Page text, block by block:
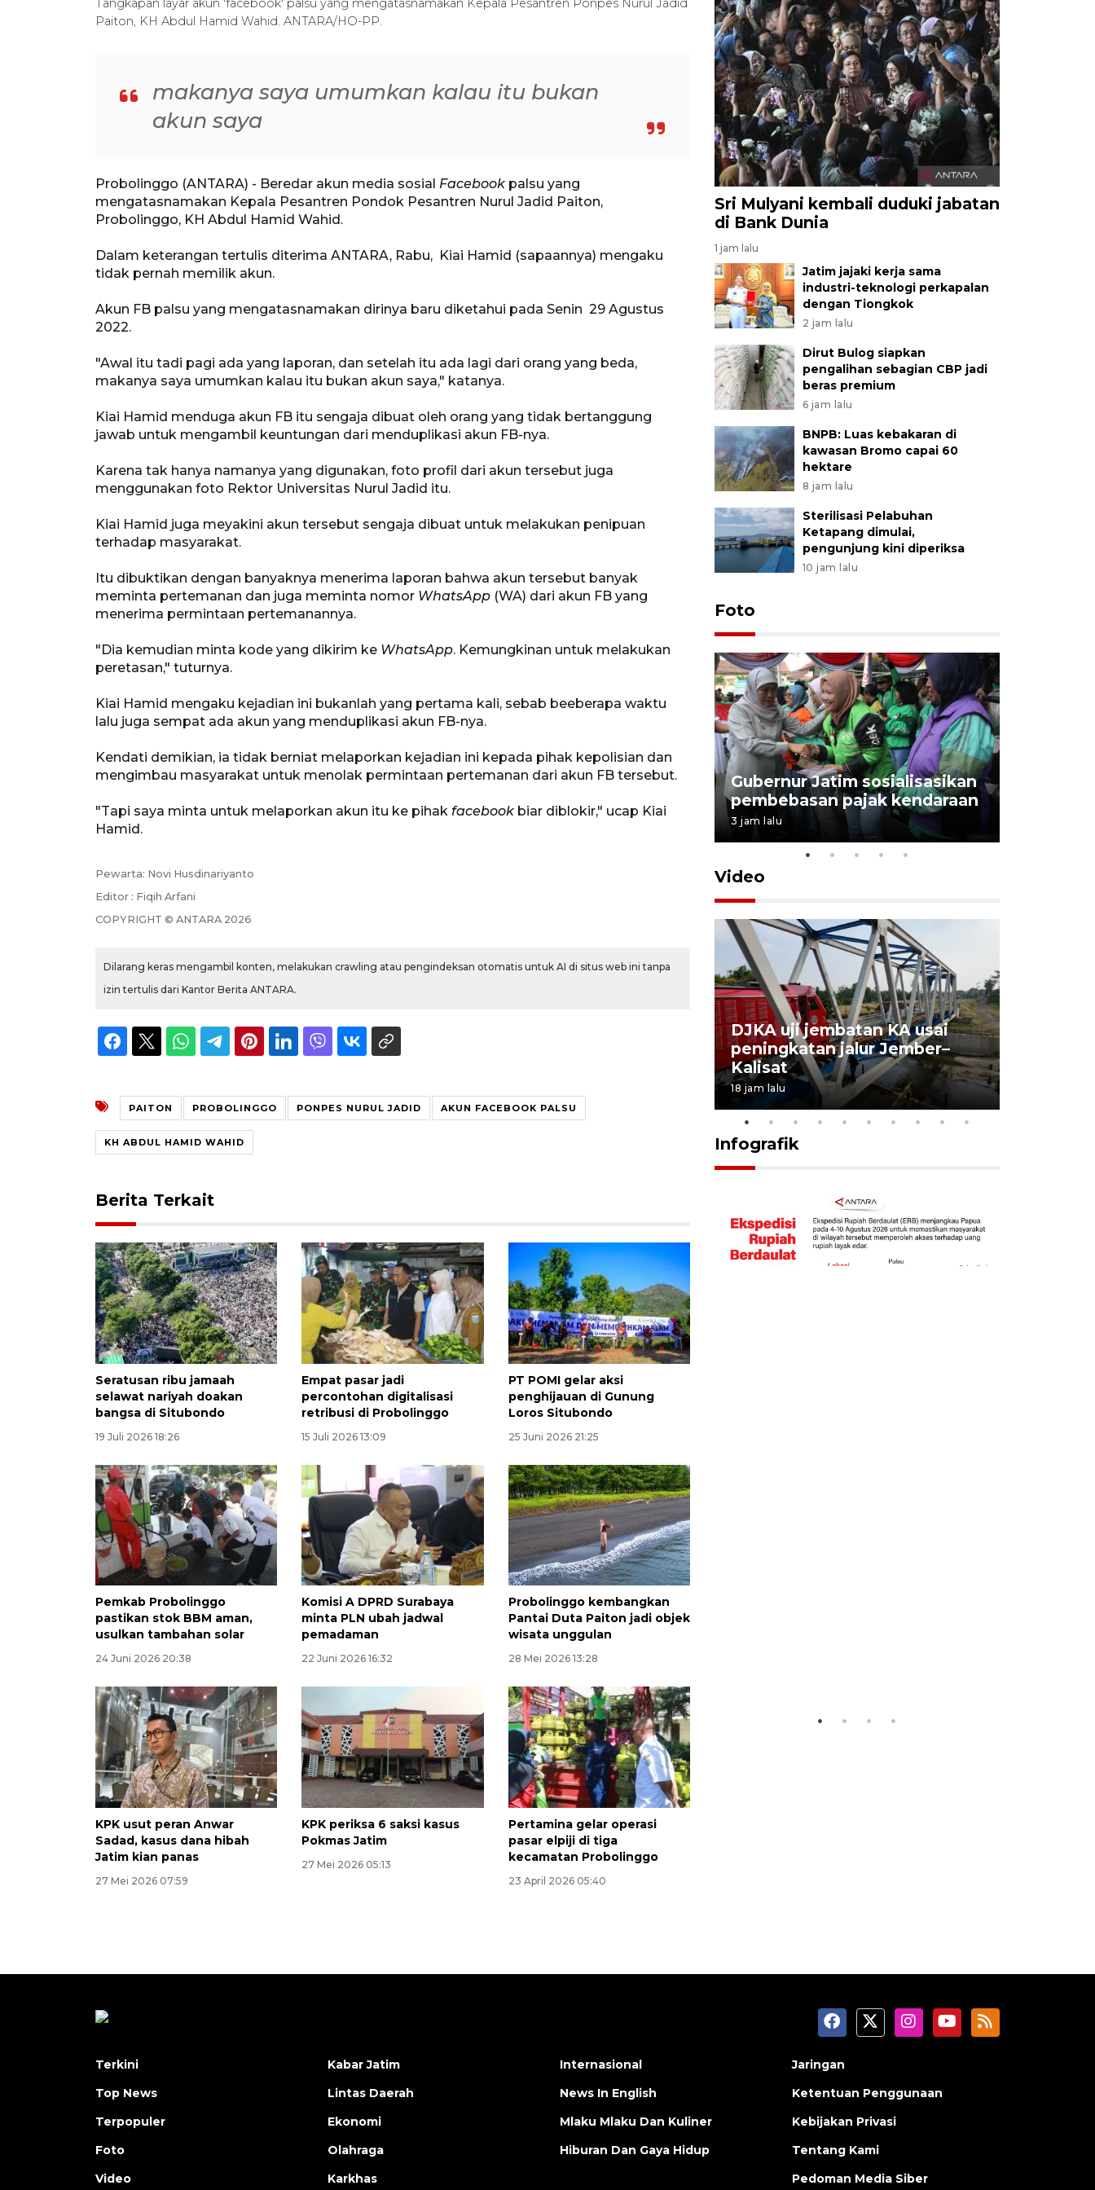
Tangkapan layar akun 'facebook' palsu yang mengatasnamakan Kepala Pesantren Ponpes Nurul Jadid
Paiton, KH Abdul Hamid Wahid. ANTARA/HO-PP.
makanya saya umumkan kalau itu bukan
akun saya
Probolinggo (ANTARA) - Beredar akun media sosial Facebook palsu yang
mengatasnamakan Kepala Pesantren Pondok Pesantren Nurul Jadid Paiton,
Probolinggo, KH Abdul Hamid Wahid.
Dalam keterangan tertulis diterima ANTARA, Rabu, Kiai Hamid (sapaannya) mengaku
tidak pernah memilik akun.
Akun FB palsu yang mengatasnamakan dirinya baru diketahui pada Senin 29 Agustus
2022.
"Awal itu tadi pagi ada yang laporan, dan setelah itu ada lagi dari orang yang beda,
makanya saya umumkan kalau itu bukan akun saya," katanya.
Kiai Hamid menduga akun FB itu sengaja dibuat oleh orang yang tidak bertanggung
jawab untuk mengambil keuntungan dari menduplikasi akun FB-nya.
Karena tak hanya namanya yang digunakan, foto profil dari akun tersebut juga
menggunakan foto Rektor Universitas Nurul Jadid itu.
Kiai Hamid juga meyakini akun tersebut sengaja dibuat untuk melakukan penipuan
terhadap masyarakat.
Itu dibuktikan dengan banyaknya menerima laporan bahwa akun tersebut banyak
meminta pertemanan dan juga meminta nomor WhatsApp (WA) dari akun FB yang
menerima permintaan pertemanannya.
"Dia kemudian minta kode yang dikirim ke WhatsApp. Kemungkinan untuk melakukan
peretasan," tuturnya.
Kiai Hamid mengaku kejadian ini bukanlah yang pertama kali, sebab beeberapa waktu
lalu juga sempat ada akun yang menduplikasi akun FB-nya.
Kendati demikian, ia tidak berniat melaporkan kejadian ini kepada pihak kepolisian dan
mengimbau masyarakat untuk menolak permintaan pertemanan dari akun FB tersebut.
"Tapi saya minta untuk melaporkan akun itu ke pihak facebook biar diblokir," ucap Kiai
Hamid.
Pewarta: Novi Husdinariyanto
Editor : Fiqih Arfani
COPYRIGHT © ANTARA 2026
Dilarang keras mengambil konten, melakukan crawling atau pengindeksan otomatis untuk AI di situs web ini tanpa
izin tertulis dari Kantor Berita ANTARA.
PAITON PROBOLINGGO PONPES NURUL JADID AKUN FACEBOOK PALSU
KH ABDUL HAMID WAHID
Berita Terkait
Seratusan ribu jamaah
selawat nariyah doakan
bangsa di Situbondo
19 Juli 2026 18:26
Empat pasar jadi
percontohan digitalisasi
retribusi di Probolinggo
15 Juli 2026 13:09
PT POMI gelar aksi
penghijauan di Gunung
Loros Situbondo
25 Juni 2026 21:25
Pemkab Probolinggo
pastikan stok BBM aman,
usulkan tambahan solar
24 Juni 2026 20:38
Komisi A DPRD Surabaya
minta PLN ubah jadwal
pemadaman
22 Juni 2026 16:32
Probolinggo kembangkan
Pantai Duta Paiton jadi objek
wisata unggulan
28 Mei 2026 13:28
KPK usut peran Anwar
Sadad, kasus dana hibah
Jatim kian panas
27 Mei 2026 07:59
KPK periksa 6 saksi kasus
Pokmas Jatim
27 Mei 2026 05:13
Pertamina gelar operasi
pasar elpiji di tiga
kecamatan Probolinggo
23 April 2026 05:40
Sri Mulyani kembali duduki jabatan
di Bank Dunia
1 jam lalu
Jatim jajaki kerja sama
industri-teknologi perkapalan
dengan Tiongkok
2 jam lalu
Dirut Bulog siapkan
pengalihan sebagian CBP jadi
beras premium
6 jam lalu
BNPB: Luas kebakaran di
kawasan Bromo capai 60
hektare
8 jam lalu
Sterilisasi Pelabuhan
Ketapang dimulai,
pengunjung kini diperiksa
10 jam lalu
Foto
Pameran multiproduk
Gubernur Jatim sosialisasikan
pembebasan pajak kendaraan
3 jam lalu
Video
DJKA uji jembatan KA usai
peningkatan jalur Jember–
Kalisat
18 jam lalu
Infografik
Sinyal positif perekonomian
Indonesia
2026-08-05 15:00:00
Terkini
Top News
Terpopuler
Foto
Video
Kabar Jatim
Lintas Daerah
Ekonomi
Olahraga
Karkhas
Internasional
News In English
Mlaku Mlaku Dan Kuliner
Hiburan Dan Gaya Hidup
Jaringan
Ketentuan Penggunaan
Kebijakan Privasi
Tentang Kami
Pedoman Media Siber